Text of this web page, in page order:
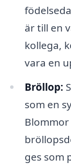
är till en
kollega,
vara en
Bröllop:
som en
ges som